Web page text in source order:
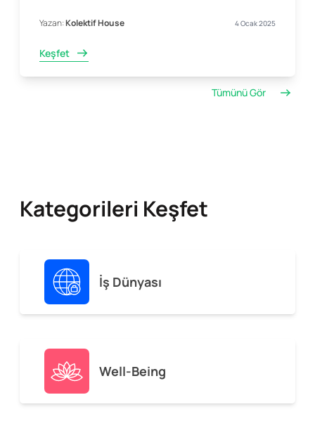
Yazan:Kolektif House 4 Ocak 2025
Keşfet
Tümünü Gör
Kategorileri Keşfet
İş Dünyası
Well-Being